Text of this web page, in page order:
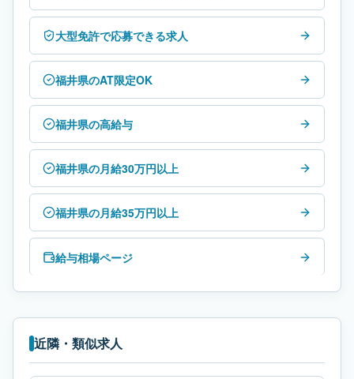
大型免許で応募できる求人
福井県のAT限定OK
福井県の高給与
福井県の月給30万円以上
福井県の月給35万円以上
給与相場ページ
近隣・類似求人